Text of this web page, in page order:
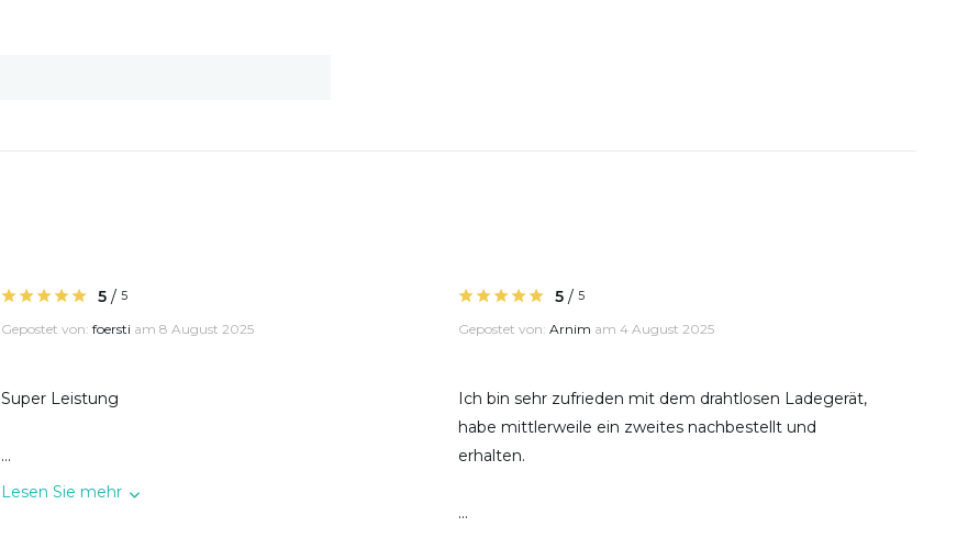
5/ 5
Gepostet von: foersti am 8 August 2025
Super Leistung
...
Lesen Sie mehr
5 /5
Gepostet von:Arnim am 4 August 2025
Ich bin sehr zufrieden mit dem drahtlosen Ladegerät,
habe mittlerweile ein zweites nachbestellt und
erhalten.
...